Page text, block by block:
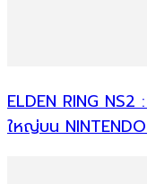
ELDEN RING
ใหญ่บน